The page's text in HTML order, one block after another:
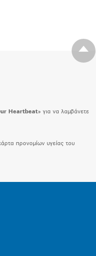
Heartbeat» για να λαμβάνετε
προνομίων υγείας του